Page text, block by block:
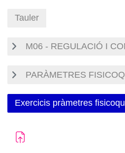
Tauler
M06 - REGULACIÓ I
PARÀMETRES
Exercicis pràmetres